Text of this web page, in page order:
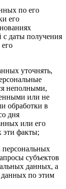
по его
его
с даты получения
уточнять,
неполными,
или не
обработки в
дня
или его
эти факты;
персональных
субъектов
данных, а
данных по этим